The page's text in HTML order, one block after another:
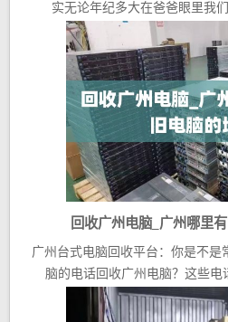
实无论年纪多大在爸爸眼里我
回收广州电脑_广州哪里
广州台式电脑回收平台：你是不是
脑的电话回收广州电脑？这些电